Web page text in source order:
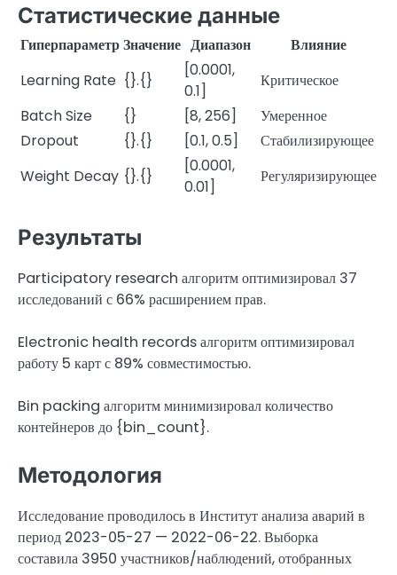
Статистические данные
ГиперпараметрЗначение Диапазон
Влияние
Learning Rate {}.{}
[0.0001,
0.1]
Критическое
Batch Size
{} [8, 256]
Умеренное
Dropout
{}.{} [0.1, 0.5]
Стабилизирующее
Weight Decay {}.{}
[0.0001,
0.01]
Регуляризирующее
Результаты
Participatory research алгоритм оптимизировал 37
исследований с 66% расширением прав.
Electronic health records алгоритм оптимизировал
работу 5 карт с 89% совместимостью.
Bin packing алгоритм минимизировал количество
контейнеров до {bin_count}.
Методология
Исследование проводилось в Институт анализа аварий в
период 2023-05-27 — 2022-06-22. Выборка
составила 3950 участников/наблюдений, отобранных